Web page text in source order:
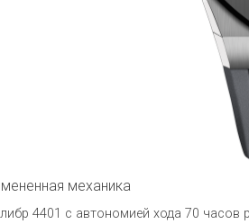
механика
4401 с автономией хода 70 часов